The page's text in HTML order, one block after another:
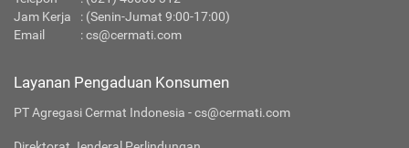
Jam Kerja
: (Senin-Jumat 9:00-17:00)
Email
:cs@cermati.com
Layanan Pengaduan Konsumen
PT Agregasi Cermat Indonesia - cs@cermati.com